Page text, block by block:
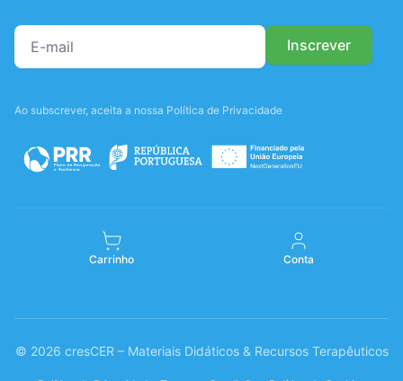
Ao subscrever, aceita a nossa Política de Privacidade
Carrinho Conta
© 2026 cresCER – Materiais Didáticos & Recursos Terapêuticos